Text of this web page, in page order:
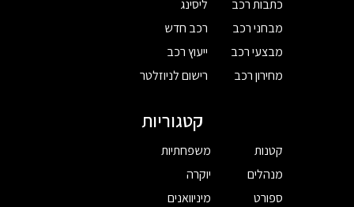
כתבות רכב
מבחני רכב
מבצעי רכב
מחירון רכב
ליסינג
רכב חדש
ייעוץ רכב
רישום לניוזלטר
קטגוריות
קטנות
מנהלים
ספורט
משפחתיות
יוקרה
מיניוואנים